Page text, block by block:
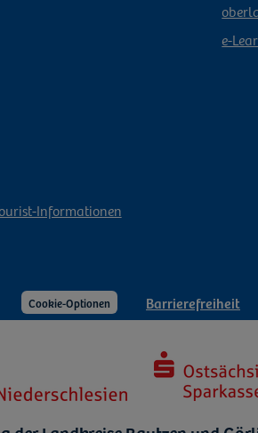
Informationen
e-
Cookie-Optionen Barrierefreiheit